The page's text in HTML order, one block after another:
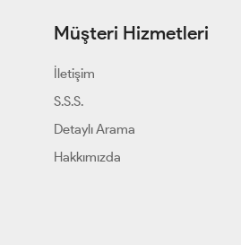
Müşteri Hizmetleri
İletişim
S.S.S.
Detaylı Arama
Hakkımızda